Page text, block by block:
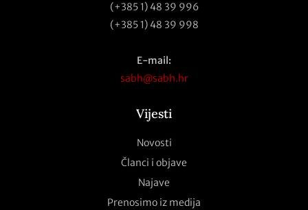
(+385 1) 48 39 996
(+385 1) 48 39 998
E-mail:
sabh@sabh.hr
Vijesti
Novosti
Članci i objave
Najave
Prenosimo iz medija